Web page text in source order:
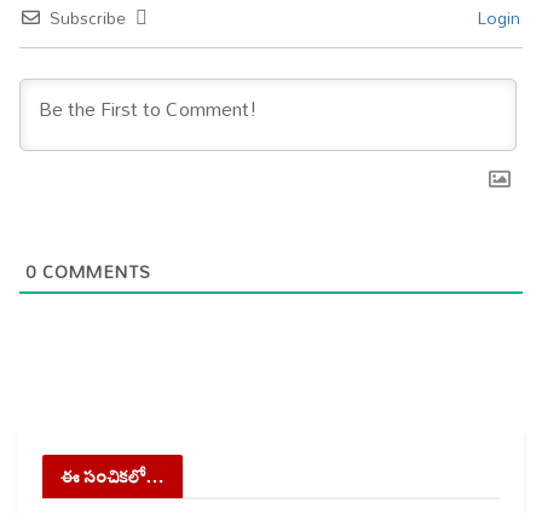
Subscribe Login
0 COMMENTS
ఈ సంచికలో…